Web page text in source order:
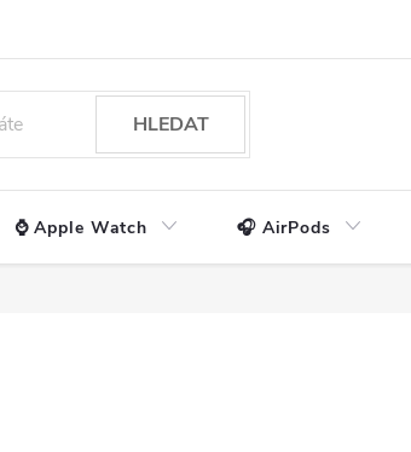
HLEDAT
⌚ Apple Watch 🎧 AirPods